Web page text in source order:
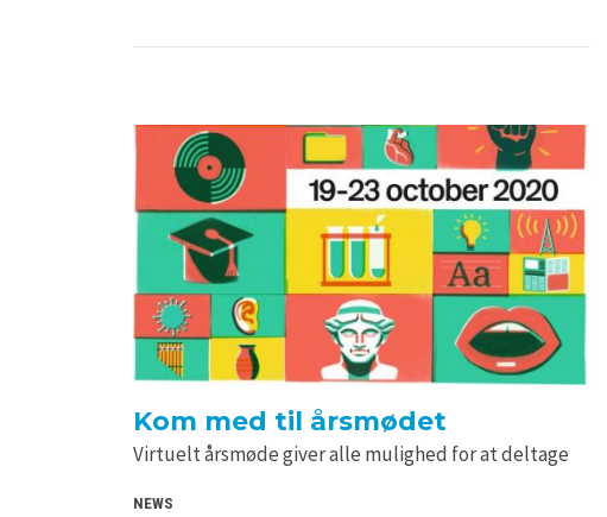
Kom med til årsmødet
Virtuelt årsmøde giver alle mulighed for at deltage
NEWS